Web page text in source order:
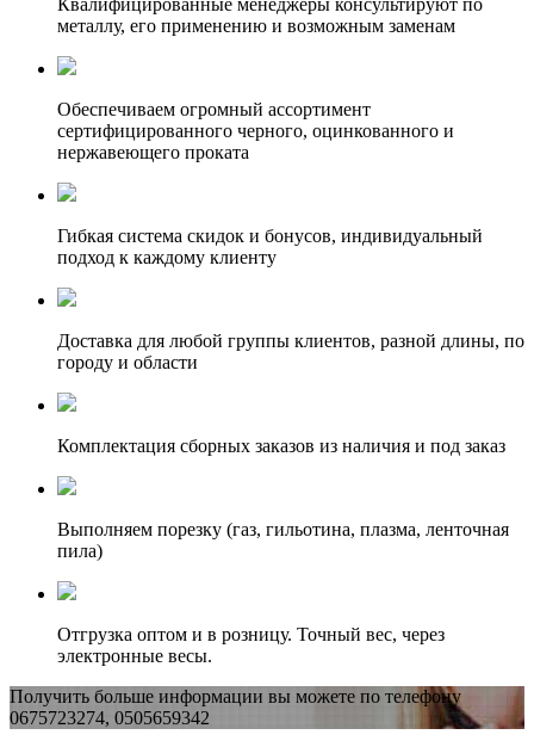
Квалифицированные менеджеры консультируют по
металлу, его применению и возможным заменам
Обеспечиваем огромный ассортимент
сертифицированного черного, оцинкованного и
нержавеющего проката
Гибкая система скидок и бонусов, индивидуальный
подход к каждому клиенту
Доставка для любой группы клиентов, разной длины, по
городу и области
Комплектация сборных заказов из наличия и под заказ
Выполняем порезку (газ, гильотина, плазма, ленточная
пила)
Отгрузка оптом и в розницу. Точный вес, через
электронные весы.
Получить больше информации вы можете по телефону
0675723274, 0505659342